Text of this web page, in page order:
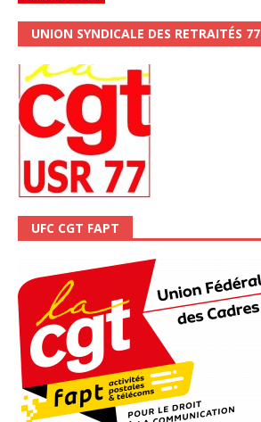
UNION SYNDICALE DES RETRAITÉS 77
UFC CGT FAPT